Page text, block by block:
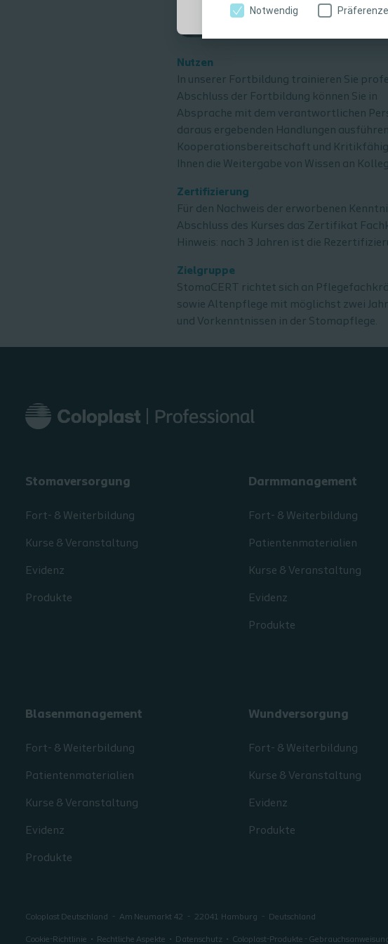
Notwendig
Nutzen
In unserer Fortbildung trainieren Sie
Abschluss der Fortbildung können Sie in
Absprache mit dem verantwortlichen
daraus ergebenden Handlungen
Kooperationsbereitschaft und
Ihnen die Weitergabe von Wissen an
Zertifizierung
Für den Nachweis der erworbenen
Abschluss des Kurses das Zertifikat
Hinweis: nach 3 Jahren ist die
Zielgruppe
StomaCERT richtet sich an
sowie Altenpflege mit möglichst zwei
und Vorkenntnissen in der Stomapflege.
Stomaversorgung
Fort- & Weiterbildung
Kurse & Veranstaltung
Evidenz
Produkte
Darmmanagement
Fort- & Weiterbildung
Patientenmaterialien
Kurse & Veranstaltung
Evidenz
Produkte
Blasenmanagement
Fort- & Weiterbildung
Patientenmaterialien
Kurse & Veranstaltung
Evidenz
Produkte
Wundversorgung
Fort- & Weiterbildung
Kurse & Veranstaltung
Evidenz
Produkte
Coloplast Deutschland Am Neumarkt 42 22041 Hamburg Deutschland
Cookie-Richtlinie Rechtliche Aspekte Datenschutz Coloplast-Produkte -